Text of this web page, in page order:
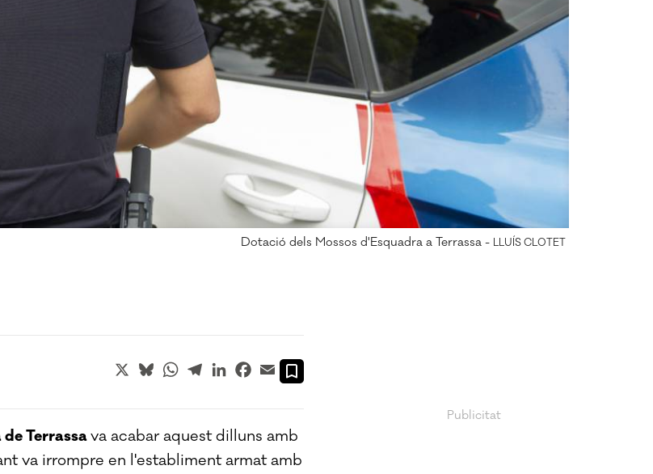
Dotació dels Mossos d'Esquadra a Terrassa - LLUÍS CLOTET
X BlueskyWhatsApp
TelegramLinkedInFacebook
Email
Terrassava acabar aquest dilluns amb
va irrompre en l'establiment armat amb